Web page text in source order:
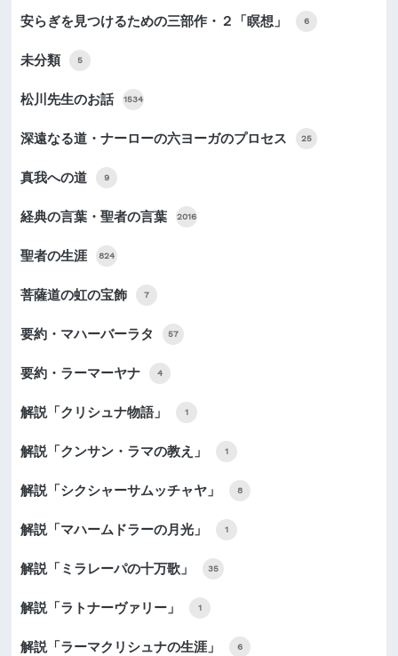
安らぎを見つけるための三部作・２「瞑想」 6
未分類 5
松川先生のお話 1534
深遠なる道・ナーローの六ヨーガのプロセス 25
真我への道 9
経典の言葉・聖者の言葉 2016
聖者の生涯 824
菩薩道の虹の宝飾 7
要約・マハーバーラタ 57
要約・ラーマーヤナ 4
解説「クリシュナ物語」 1
解説「クンサン・ラマの教え」 1
解説「シクシャーサムッチャヤ」 8
解説「マハームドラーの月光」 1
解説「ミラレーパの十万歌」 35
解説「ラトナーヴァリー」 1
解説「ラーマクリシュナの生涯」 6